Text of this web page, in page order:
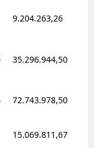
9.204.263,26
35.296.944,50
72.743.978,50
15.069.811,67